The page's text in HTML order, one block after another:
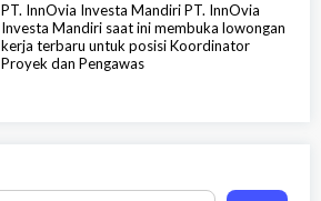
PT. InnOvia Investa Mandiri PT. InnOvia
Investa Mandiri saat ini membuka lowongan
kerja terbaru untuk posisi Koordinator
Proyek dan Pengawas